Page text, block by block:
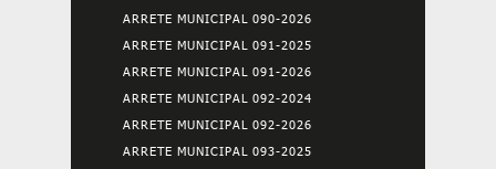
ARRETE MUNICIPAL 090-2026
ARRETE MUNICIPAL 091-2025
ARRETE MUNICIPAL 091-2026
ARRETE MUNICIPAL 092-2024
ARRETE MUNICIPAL 092-2026
ARRETE MUNICIPAL 093-2025